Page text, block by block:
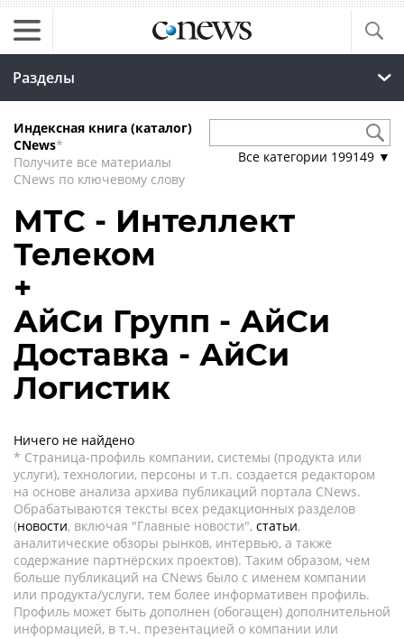
Разделы
Индексная книга (каталог)
CNews*
Получите все материалы
CNews по ключевому слову
Все категории 199149 ▼
МТС - Интеллект
Телеком
+
АйСи Групп - АйСи
Доставка - АйСи
Логистик
Ничего не найдено
* Страница-профиль компании, системы (продукта или
услуги), технологии, персоны и т.п. создается редактором
на основе анализа архива публикаций портала CNews.
Обрабатываются тексты всех редакционных разделов
(новости, включая "Главные новости", статьи,
аналитические обзоры рынков, интервью, а также
содержание партнёрских проектов). Таким образом, чем
больше публикаций на CNews было с именем компании
или продукта/услуги, тем более информативен профиль.
Профиль может быть дополнен (обогащен) дополнительной
информацией, в т.ч. презентацией о компании или